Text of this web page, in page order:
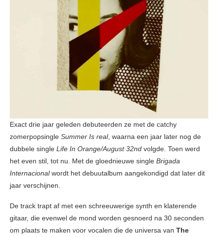
Exact drie jaar geleden debuteerden ze met de catchy
zomerpopsingle Summer Is real, waarna een jaar later nog de
dubbele single Life In Orange/August 32nd volgde. Toen werd
het even stil, tot nu. Met de gloednieuwe single Brigada
Internacionalwordt het debuutalbum aangekondigd dat later dit
jaar verschijnen.
De track trapt af met een schreeuwerige synth en klaterende
gitaar, die evenwel de mond worden gesnoerd na 30 seconden
om plaats te maken voor vocalen die de universa van The